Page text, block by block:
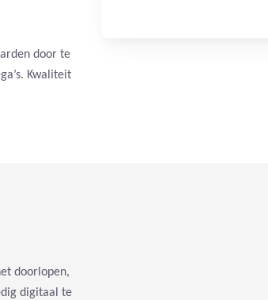
door te
Kwaliteit
doorlopen,
digitaal te